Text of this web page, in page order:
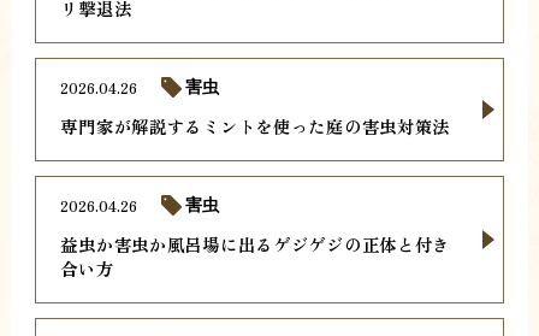
リ撃退法
専門家が解説するミントを使った庭の害虫対策法
2026.04.26 害虫
益虫か害虫か風呂場に出るゲジゲジの正体と付き
合い方
2026.04.26 害虫